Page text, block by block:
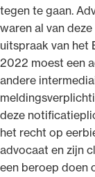
tegen te gaan.
waren al van
uitspraak van het
2022 moest een
andere
deze
het recht op
advocaat en zijn
een beroep doen